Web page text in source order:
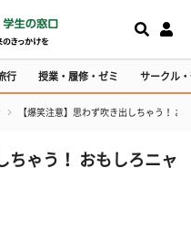
行 授業・履修・ゼミ サークル
【爆笑注意】思わず吹き出しちゃう！ お
ちゃう！ おもしろニャ